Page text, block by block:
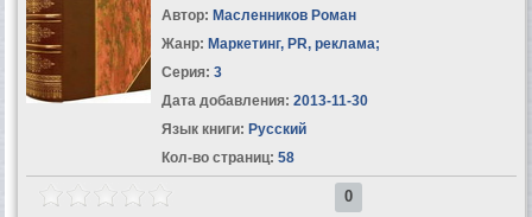
Автор: Масленников Роман
Жанр: Маркетинг, PR, реклама;
Серия: 3
Дата добавления: 2013-11-30
Язык книги: Русский
Кол-во страниц: 58
0